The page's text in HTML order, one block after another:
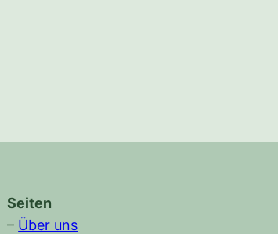
Seiten
– Über uns